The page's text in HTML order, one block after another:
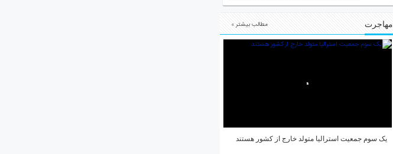
مهاجرت مطالب بیشتر »
یک سوم جمعیت استرالیا متولد خارج از کشور هستند